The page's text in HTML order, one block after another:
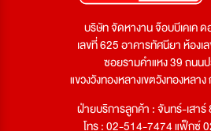
บริษัท จัดหางาน จ๊อบบีเคเค
เลขที่ 625 อาคารทัศนียา ห้อง
ซอยรามคำแหง 39 ถนน
แขวงวังทองหลางเขตวังทองหลา
ฝ่ายบริการลูกค้า : จันทร์-เสา
โทร : 02-514-7474 แฟ็กซ์